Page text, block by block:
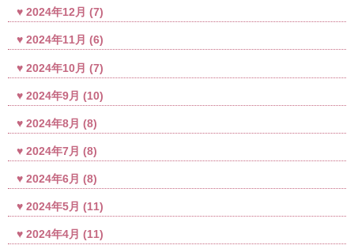
2024年12月 (7)
2024年11月 (6)
2024年10月 (7)
2024年9月 (10)
2024年8月 (8)
2024年7月 (8)
2024年6月 (8)
2024年5月 (11)
2024年4月 (11)